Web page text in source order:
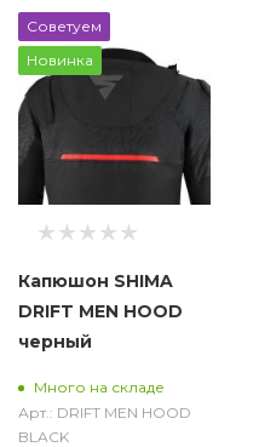
Советуем
Новинка
Капюшон SHIMA
DRIFT MEN HOOD
черный
Много на складе
Арт.: DRIFT MEN HOOD
BLACK